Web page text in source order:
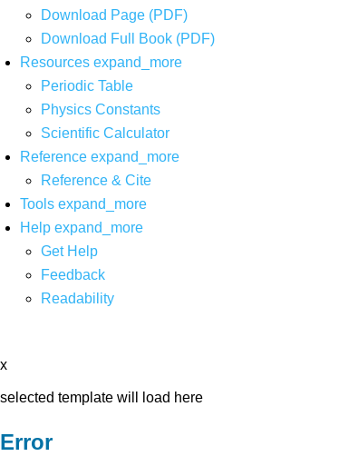
Download Page (PDF)
Download Full Book (PDF)
Resources expand_more
Periodic Table
Physics Constants
Scientific Calculator
Reference expand_more
Reference & Cite
Tools expand_more
Help expand_more
Get Help
Feedback
Readability
x
selected template will load here
Error